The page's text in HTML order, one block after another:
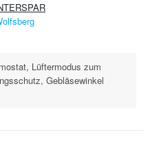
Lüftermodus zum
Gebläsewinkel